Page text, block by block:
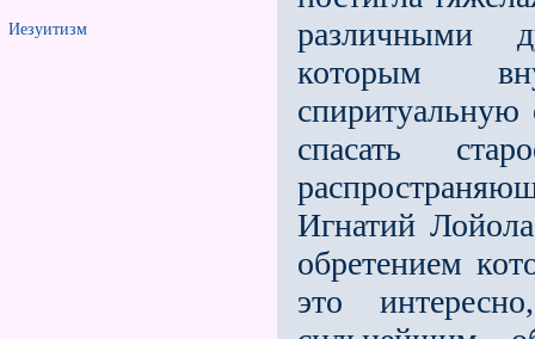
Иезуитизм
различными
которым
спиритуальную
спасать
Игнатий
обретением
это